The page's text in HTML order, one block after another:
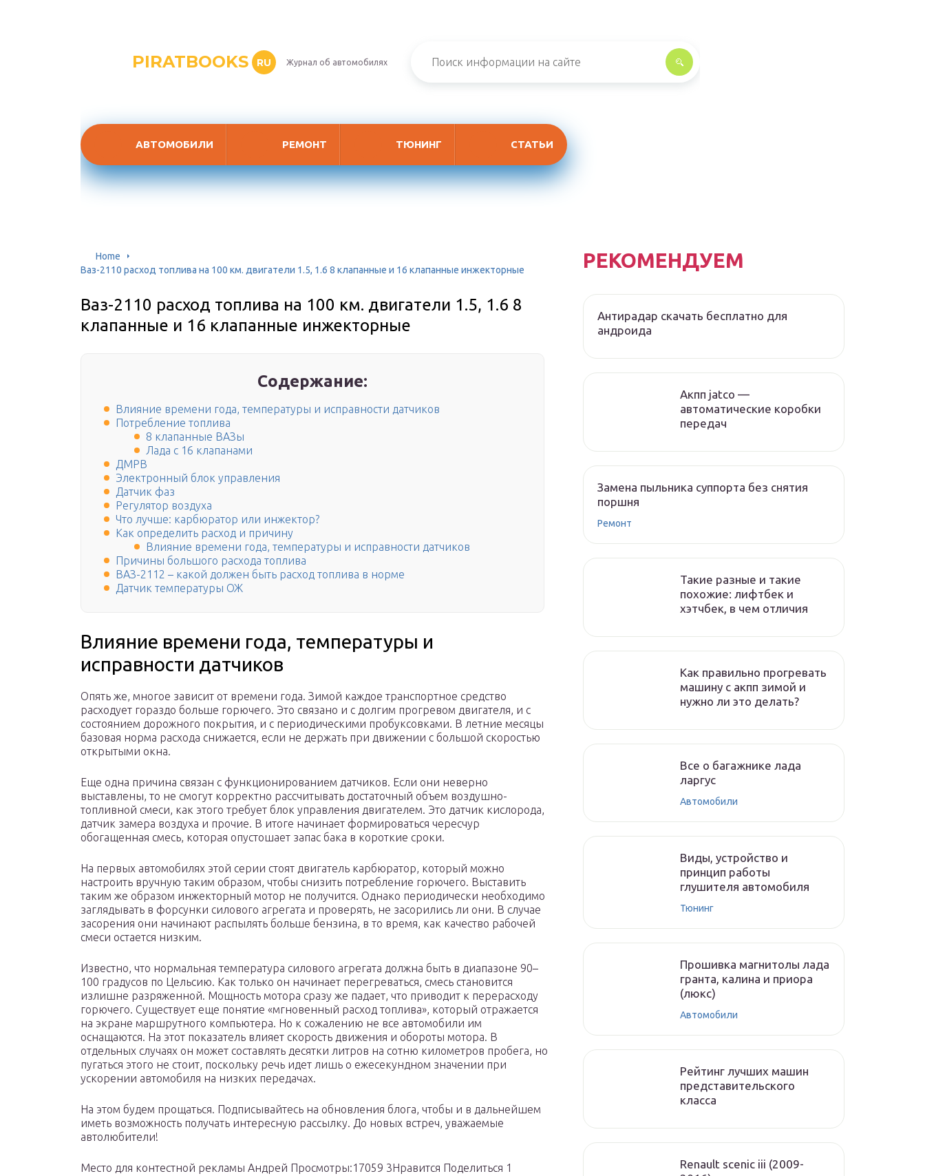
PIRATBOOKS RU Журнал об автомобилях
АВТОМОБИЛИ РЕМОНТ ТЮНИНГ СТАТЬИ
Home
Ваз-2110 расход топлива на 100 км. двигатели 1.5, 1.6 8 клапанные и 16 клапанные инжекторные
Ваз-2110 расход топлива на 100 км. двигатели 1.5, 1.6 8
клапанные и 16 клапанные инжекторные
Содержание:
Влияние времени года, температуры и исправности датчиков
Потребление топлива
8 клапанные ВАЗы
Лада с 16 клапанами
ДМРВ
Электронный блок управления
Датчик фаз
Регулятор воздуха
Что лучше: карбюратор или инжектор?
Как определить расход и причину
Влияние времени года, температуры и исправности датчиков
Причины большого расхода топлива
ВАЗ-2112 – какой должен быть расход топлива в норме
Датчик температуры ОЖ
Влияние времени года, температуры и
исправности датчиков
Опять же, многое зависит от времени года. Зимой каждое транспортное средство
расходует гораздо больше горючего. Это связано и с долгим прогревом двигателя, и с
состоянием дорожного покрытия, и с периодическими пробуксовками. В летние месяцы
базовая норма расхода снижается, если не держать при движении с большой скоростью
открытыми окна.
Еще одна причина связан с функционированием датчиков. Если они неверно
выставлены, то не смогут корректно рассчитывать достаточный объем воздушно-
топливной смеси, как этого требует блок управления двигателем. Это датчик кислорода,
датчик замера воздуха и прочие. В итоге начинает формироваться чересчур
обогащенная смесь, которая опустошает запас бака в короткие сроки.
На первых автомобилях этой серии стоят двигатель карбюратор, который можно
настроить вручную таким образом, чтобы снизить потребление горючего. Выставить
таким же образом инжекторный мотор не получится. Однако периодически необходимо
заглядывать в форсунки силового агрегата и проверять, не засорились ли они. В случае
засорения они начинают распылять больше бензина, в то время, как качество рабочей
смеси остается низким.
Известно, что нормальная температура силового агрегата должна быть в диапазоне 90–
100 градусов по Цельсию. Как только он начинает перегреваться, смесь становится
излишне разряженной. Мощность мотора сразу же падает, что приводит к перерасходу
горючего. Существует еще понятие «мгновенный расход топлива», который отражается
на экране маршрутного компьютера. Но к сожалению не все автомобили им
оснащаются. На этот показатель влияет скорость движения и обороты мотора. В
отдельных случаях он может составлять десятки литров на сотню километров пробега, но
пугаться этого не стоит, поскольку речь идет лишь о ежесекундном значении при
ускорении автомобиля на низких передачах.
На этом будем прощаться. Подписывайтесь на обновления блога, чтобы и в дальнейшем
иметь возможность получать интересную рассылку. До новых встреч, уважаемые
автолюбители!
Место для контестной рекламы Андрей Просмотры:17059 3Нравится Поделиться 1
РЕКОМЕНДУЕМ
Антирадар скачать бесплатно для
андроида
Акпп jatco —
автоматические коробки
передач
Замена пыльника суппорта без снятия
поршня
Ремонт
Такие разные и такие
похожие: лифтбек и
хэтчбек, в чем отличия
Как правильно прогревать
машину с акпп зимой и
нужно ли это делать?
Все о багажнике лада
ларгус
Автомобили
Виды, устройство и
принцип работы
глушителя автомобиля
Тюнинг
Прошивка магнитолы лада
гранта, калина и приора
(люкс)
Автомобили
Рейтинг лучших машин
представительского
класса
Renault scenic iii (2009-